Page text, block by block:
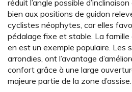
réduit l’angle possible
bien aux positions de guidon
cyclistes néophytes, car elles
pédalage fixe et stable. La famille
en est un exemple populaire. Les
arrondies, ont l’avantage
confort grâce à une large
majeure partie de la zone d’assise.